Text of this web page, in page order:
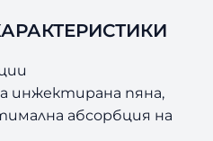
инжектирана пяна,
абсорбция на